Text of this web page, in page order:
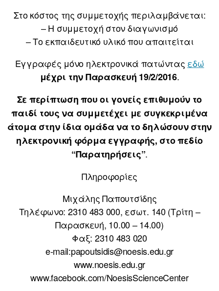
Στο κόστος της συμμετοχής περιλαμβάνεται:
– Η συμμετοχή στον διαγωνισμό
– Το εκπαιδευτικό υλικό που απαιτείται
Εγγραφές μόνο ηλεκτρονικά πατώντας εδώ
μέχρι την Παρασκευή 19/2/2016.
Σε περίπτωση που οι γονείς επιθυμούν το
παιδί τους να συμμετέχει με συγκεκριμένα
άτομα στην ίδια ομάδα να το δηλώσουν στην
ηλεκτρονική φόρμα εγγραφής, στο πεδίο
“Παρατηρήσεις”.
Πληροφορίες
Μιχάλης Παπουτσίδης
Τηλέφωνο: 2310 483 000, εσωτ. 140 (Τρίτη –
Παρασκευή, 10.00 – 14.00)
Φαξ: 2310 483 020
e-mail:papoutsidis@noesis.edu.gr
www.noesis.edu.gr
www.facebook.com/NoesisScienceCenter